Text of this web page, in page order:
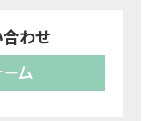
わせ
ーム